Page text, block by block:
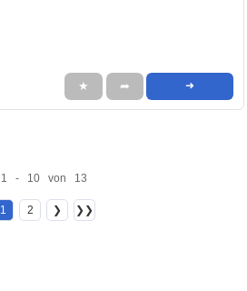
★ ➦ ➜
1 - 10 von 13
1 2 ❯ ❯❯